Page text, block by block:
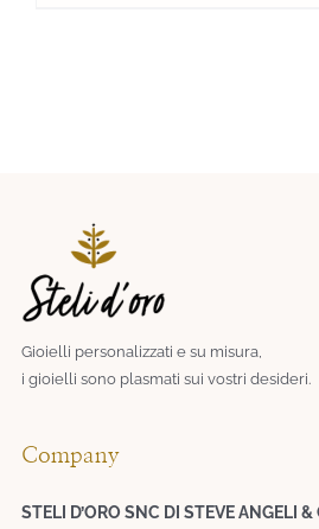
Gioielli personalizzati e su misura,
i gioielli sono plasmati sui vostri desideri.​
Company
STELI D’ORO SNC DI STEVE ANGELI &